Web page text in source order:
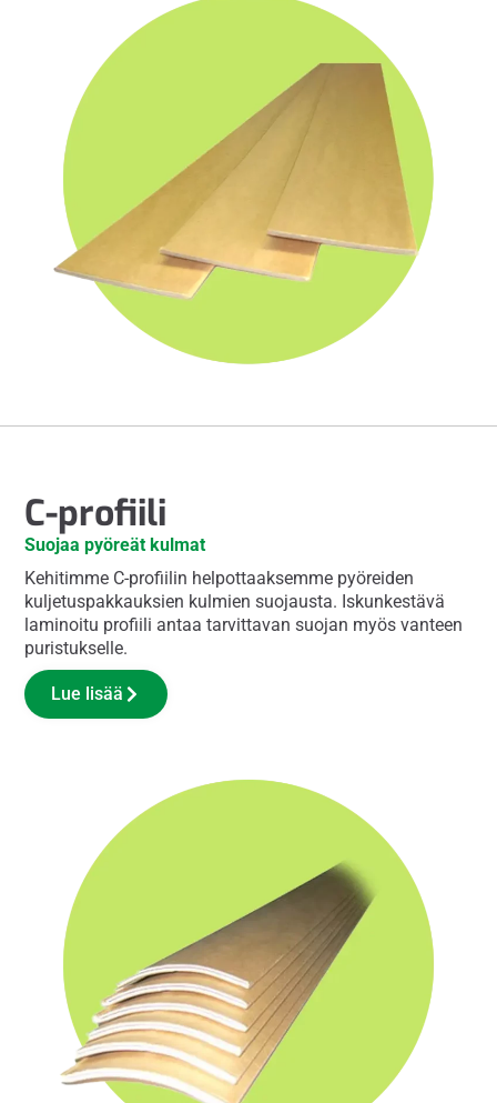
C-profiili
Suojaa pyöreät kulmat
Kehitimme C-profiilin helpottaaksemme pyöreiden
kuljetuspakkauksien kulmien suojausta. Iskunkestävä
laminoitu profiili antaa tarvittavan suojan myös vanteen
puristukselle.
Lue lisää